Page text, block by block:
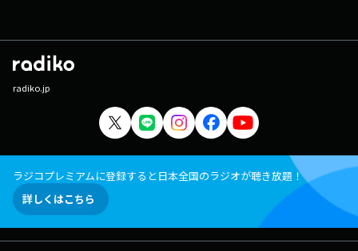
radiko.jp
ラジコプレミアムに登録すると日本全国のラジオが聴き放題！
詳しくはこちら